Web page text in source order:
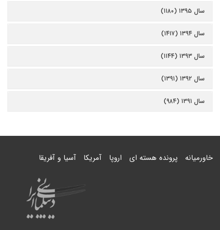
سال ۱۳۹۵ (۱۱۸۰)
سال ۱۳۹۴ (۱۴۱۷)
سال ۱۳۹۳ (۱۱۴۴)
سال ۱۳۹۲ (۱۳۹۱)
سال ۱۳۹۱ (۹۸۴)
خاورمیانه پرونده هسته ای اروپا آمریکا آسیا و آفریقا